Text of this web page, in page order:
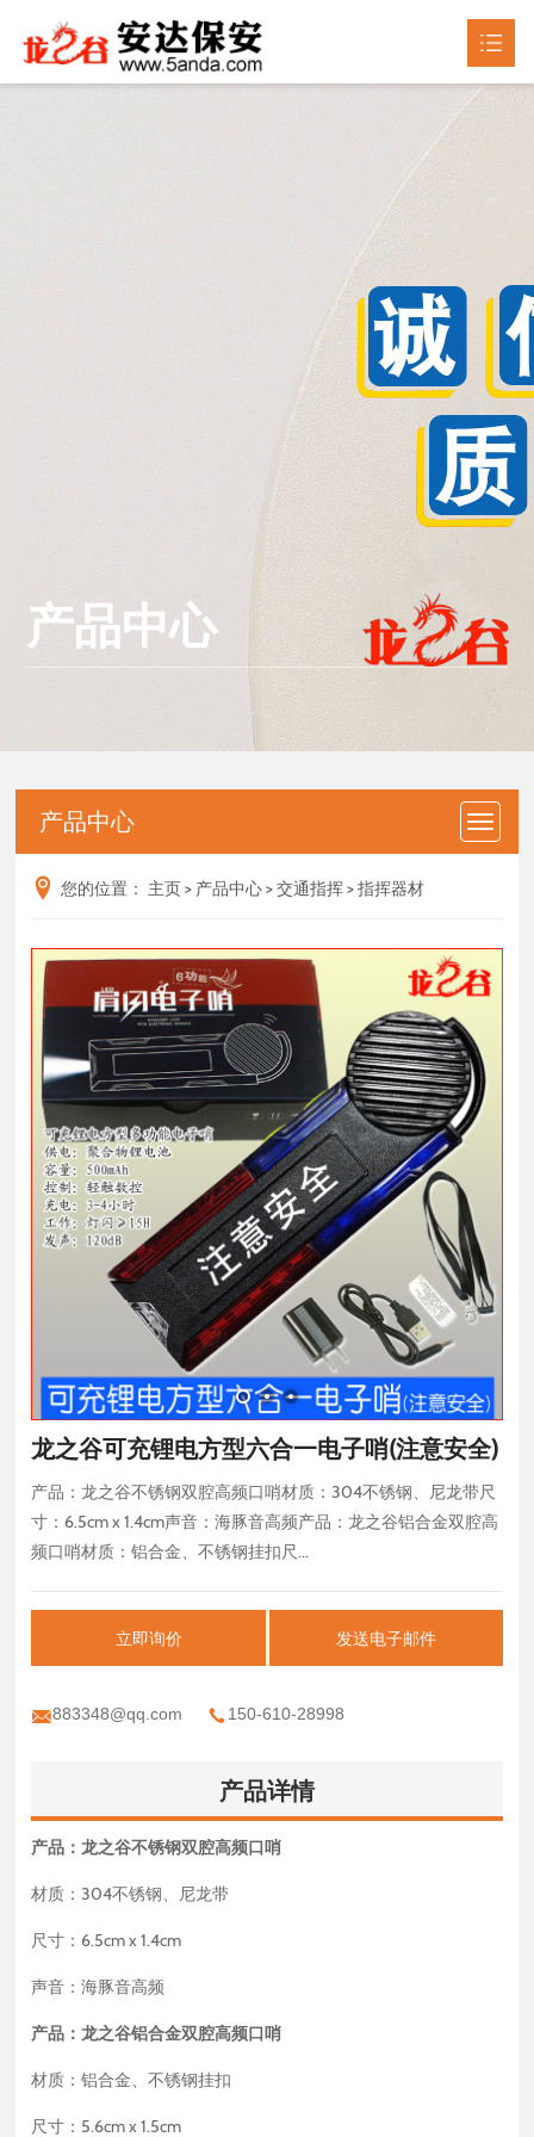
产品中心
产品中心
您的位置： 主页> 产品中心>交通指挥>指挥器材
龙之谷可充锂电方型六合一电子哨(注意安全)
产品：龙之谷不锈钢双腔高频口哨材质：304不锈钢、尼龙带尺
寸：6.5cm x 1.4cm声音：海豚音高频产品：龙之谷铝合金双腔高
频口哨材质：铝合金、不锈钢挂扣尺...
立即询价 发送电子邮件
883348@qq.com 150-610-28998
产品详情
产品：龙之谷不锈钢双腔高频口哨
材质：304不锈钢、尼龙带
尺寸：6.5cm x 1.4cm
声音：海豚音高频
产品：龙之谷铝合金双腔高频口哨
材质：铝合金、不锈钢挂扣
尺寸：5.6cm x 1.5cm